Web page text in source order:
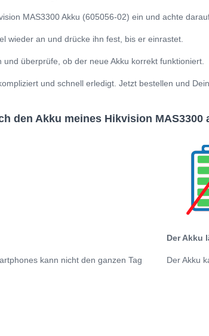
MAS3300 Akku (605056-02) ein und achte
wieder an und drücke ihn fest, bis er einrastet.
und überprüfe, ob der neue Akku korrekt funktioniert.
und schnell erledigt. Jetzt bestellen und
den Akku meines Hikvision MAS3300
kann nicht den ganzen Tag
Der Akku
Der Akku